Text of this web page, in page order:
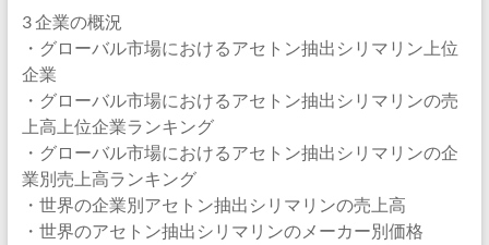
3 企業の概況
・グローバル市場におけるアセトン抽出シリマリン上位
企業
・グローバル市場におけるアセトン抽出シリマリンの売
上高上位企業ランキング
・グローバル市場におけるアセトン抽出シリマリンの企
業別売上高ランキング
・世界の企業別アセトン抽出シリマリンの売上高
・世界のアセトン抽出シリマリンのメーカー別価格